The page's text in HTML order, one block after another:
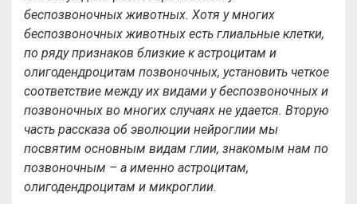
беспозвоночных животных. Хотя у многих
беспозвоночных животных есть глиальные клетки,
по ряду признаков близкие к астроцитам и
олигодендроцитам позвоночных, установить четкое
соответствие между их видами у беспозвоночных и
позвоночных во многих случаях не удается. Вторую
часть рассказа об эволюции нейроглии мы
посвятим основным видам глии, знакомым нам по
позвоночным – а именно астроцитам,
олигодендроцитам и микроглии.